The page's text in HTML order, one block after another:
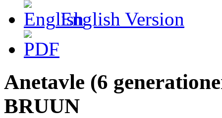
English Version
Anetavle (6
BRUUN